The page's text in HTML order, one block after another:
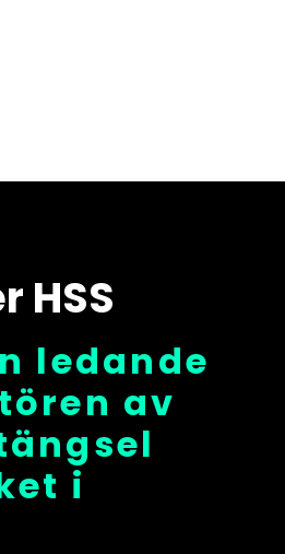
HSS
ledande
av
i